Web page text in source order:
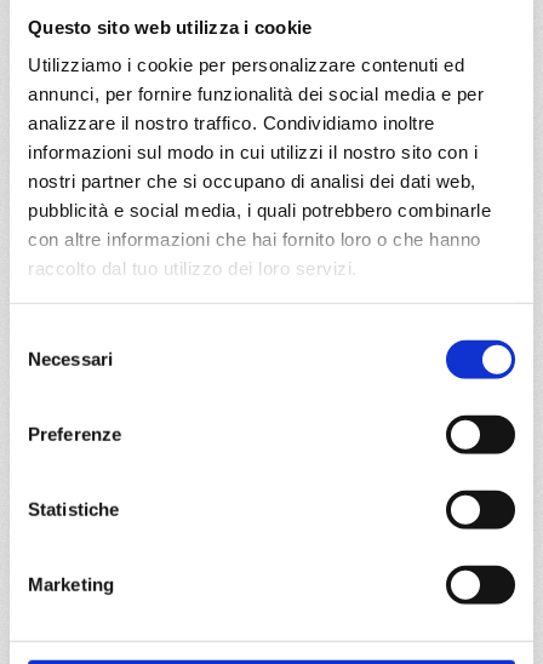
Questo sito web utilizza i cookie
Utilizziamo i cookie per personalizzare contenuti ed
annunci, per fornire funzionalità dei social media e per
analizzare il nostro traffico. Condividiamo inoltre
informazioni sul modo in cui utilizzi il nostro sito con i
nostri partner che si occupano di analisi dei dati web,
pubblicità e social media, i quali potrebbero combinarle
con altre informazioni che hai fornito loro o che hanno
raccolto dal tuo utilizzo dei loro servizi.
delNecessari
Preferenze
Statistiche
Marketing
€ 275
DETTAGLI
Mediterraneo8 giorni
daSavonaconCosta Favolosa